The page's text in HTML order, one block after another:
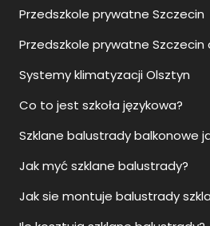
Przedszkole prywatne Szczecin
Przedszkole prywatne Szczecin
Systemy klimatyzacji Olsztyn
Co to jest szkoła językowa?
Szklane balustrady balkonowe
Jak myć szklane balustrady?
Jak sie montuje balustrady